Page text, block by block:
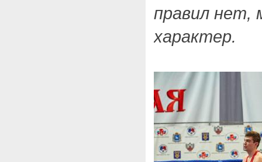
правил нет,
характер.